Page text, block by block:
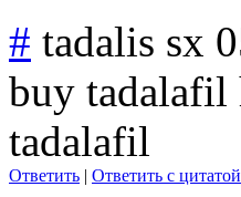
# tadalis sx
buy tadalafil
tadalafil
Ответить | Ответить с цитатой